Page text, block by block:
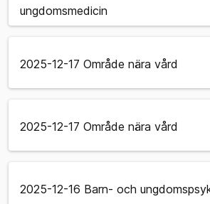
ungdomsmedicin
2025-12-17 Område nära vård
2025-12-17 Område nära vård
2025-12-16 Barn- och